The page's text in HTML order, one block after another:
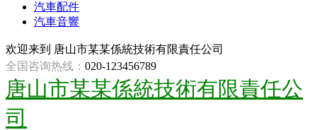
汽車配件
汽車音響
欢迎来到 唐山市某某係統技術有限責任公司
全国咨询热线： 020-123456789
唐山市某某係統技術有限責任公
司